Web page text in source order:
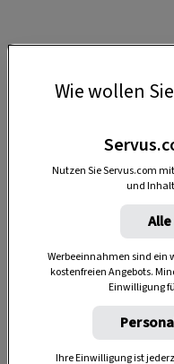
1. Vorarlberg
Hohentwiel
Wie wollen
Nutzen Sie Servus.com
und
Werbeeinnahmen sind ein
kostenfreien Angebots.
Einwilligung
Ihre Einwilligung ist